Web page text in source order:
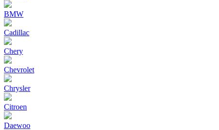
BMW
Cadillac
Chery
Chevrolet
Chrysler
Citroen
Daewoo